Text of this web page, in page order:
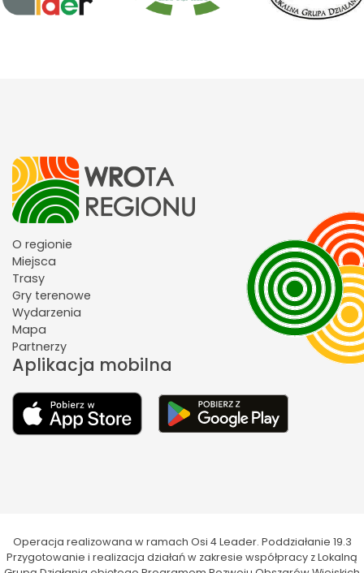
O regionie
Miejsca
Trasy
Gry terenowe
Wydarzenia
Mapa
Partnerzy
Aplikacja mobilna
Operacja realizowana w ramach Osi 4 Leader. Poddziałanie 19.3
Przygotowanie i realizacja działań w zakresie współpracy z Lokalną